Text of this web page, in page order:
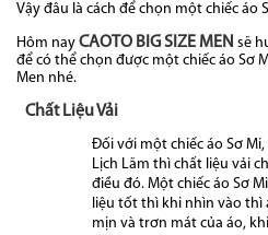
Vậy đâu là cách để chọn một chiếc áo
Hôm nay CAOTO BIG SIZE MEN sẽ
để có thể chọn được một chiếc áo Sơ
Men nhé.
Chất Liệu Vải
Đối với một chiếc áo Sơ
Lịch Lãm thì chất liệu vải
điều đó. Một chiếc áo Sơ
liệu tốt thì khi nhìn vào thì
mịn và trơn mát của áo,